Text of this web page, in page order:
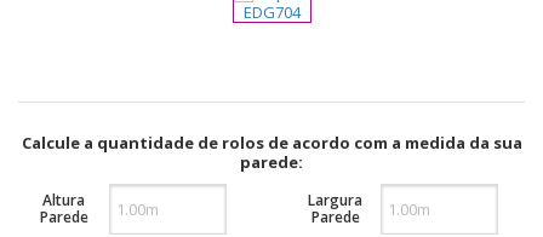
Calcule a quantidade de rolos de acordo com a medida da sua
parede:
Altura
Parede
Largura
Parede